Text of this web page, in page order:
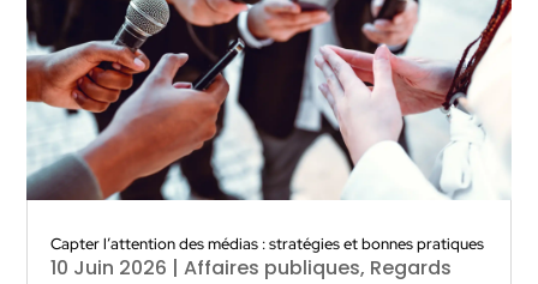
Capter l’attention des médias : stratégies et bonnes pratiques
10 Juin 2026 |Affaires publiques, Regards